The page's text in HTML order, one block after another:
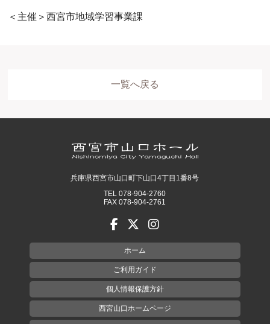
ホール 展示室
＜主催＞西宮市地域学習事業課
一覧へ戻る
兵庫県西宮市山口町下山口4丁目1番8号
TEL 078-904-2760
FAX 078-904-2761
ホーム
ご利用ガイド
個人情報保護方針
西宮山口ホームページ